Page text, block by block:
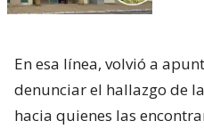
En esa línea, volvió a
denunciar el hallazgo de
hacia quienes las